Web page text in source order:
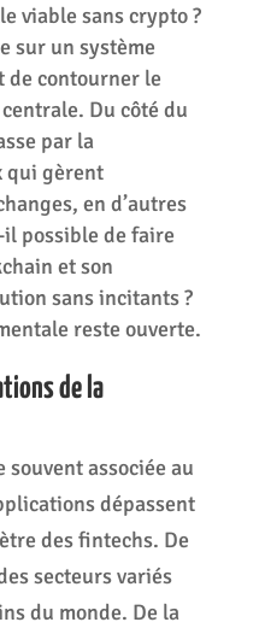
viable sans crypto ?
sur un système
de contourner le
Du côté du
par la
qui gèrent
en d’autres
possible de faire
et son
sans incitants ?
reste ouverte.
de la
souvent associée au
dépassent
des fintechs. De
secteurs variés
du monde. De la